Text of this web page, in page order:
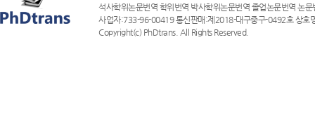
석사학위논문번역 학위번역 박사학위논문번역 졸업논문번역 논
사업자:733-96-00419 통신판매:제2018-대구중구-0492호 상호
Copyright(c) PhDtrans. All Rights Reserved.